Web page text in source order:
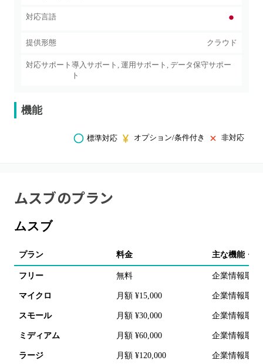
対応言語
提供形態 クラウド
対応サポート 導入サポート, 運用サポート, データ保守サポー
ト
機能
標準対応 オプション/条件付き 非対応
ムスブのプラン
ムスブ
プラン 料金 主な機能・備
フリー 無料 企業情報取得
マイクロ 月額 ¥15,000 企業情報取
スモール 月額 ¥30,000 企業情報取
ミディアム 月額 ¥60,000 企業情報取
ラージ 月額 ¥120,000 企業情報取